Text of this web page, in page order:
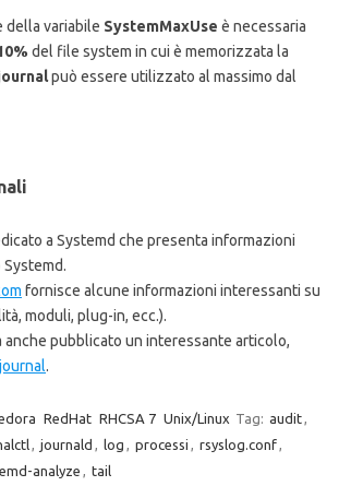
della variabile SystemMaxUse è necessaria
del file system in cui è memorizzata la
può essere utilizzato al massimo dal
a Systemd che presenta informazioni
fornisce alcune informazioni interessanti su
moduli, plug-in, ecc.).
anche pubblicato un interessante articolo,
.
RedHat RHCSA 7 Unix/Linux Tag: audit,
, journald , log , processi , rsyslog.conf,
analyze , tail